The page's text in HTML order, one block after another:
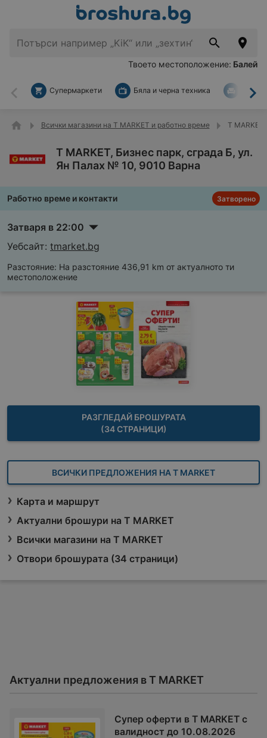
Твоето местоположение: Балей
Назад
Супермаркети Бяла и черна техника За
Всички магазини на T MARKET и работно време T
T MARKET, Бизнес парк, сграда Б, ул.
Ян Палах № 10, 9010 Варна
Работно време и контакти Затворено
Затваря в 22:00
Уебсайт: tmarket.bg
Разстояние: На разстояние 436,91 km от актуалното ти
местоположение
РАЗГЛЕДАЙ БРОШУРАТА
(34 СТРАНИЦИ)
ВСИЧКИ ПРЕДЛОЖЕНИЯ НА T MARKET
Карта и маршрут
Актуални брошури на T MARKET
Всички магазини на T MARKET
Отвори брошурата (34 страници)
Актуални предложения в T MARKET
Супер оферти в T MARKET с
валидност до 10.08.2026